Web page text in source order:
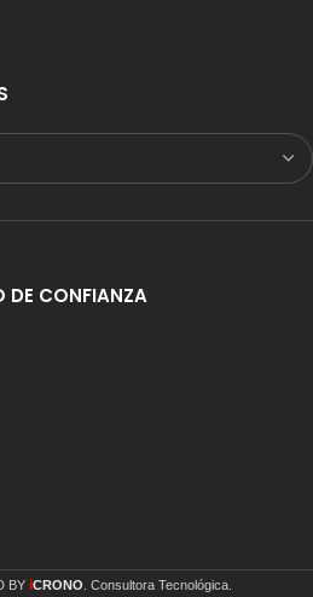
DE CONFIANZA
BY iCRONO . Consultora Tecnológica.